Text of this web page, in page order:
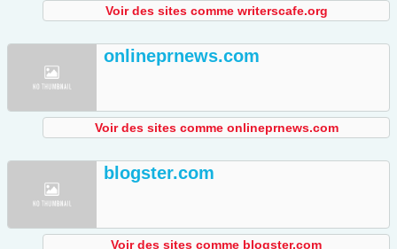
Voir des sites comme writerscafe.org
onlineprnews.com
Voir des sites comme onlineprnews.com
blogster.com
Voir des sites comme blogster.com